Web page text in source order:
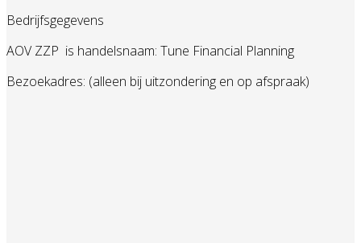
Bedrijfsgegevens
AOV ZZP is handelsnaam: Tune Financial Planning
Bezoekadres: (alleen bij uitzondering en op afspraak)